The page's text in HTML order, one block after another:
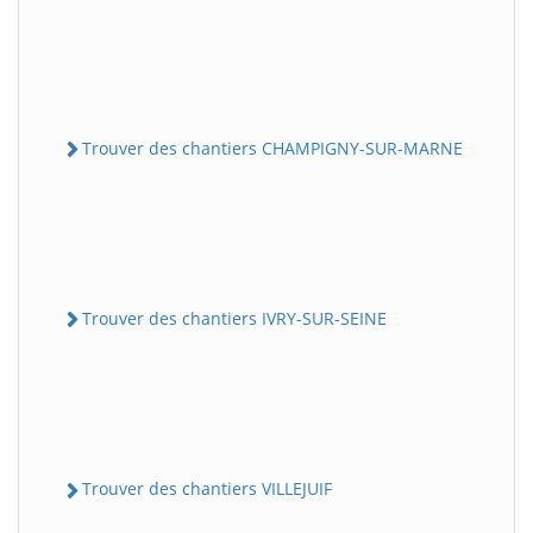
Trouver des chantiers CHAMPIGNY-SUR-MARNE
Trouver des chantiers IVRY-SUR-SEINE
Trouver des chantiers VILLEJUIF